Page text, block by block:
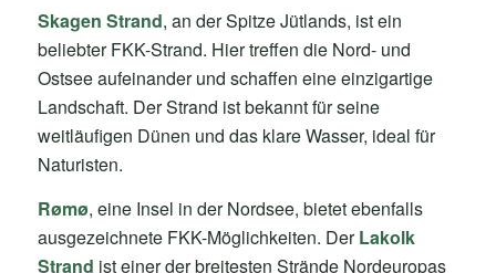
Skagen Strand, an der Spitze Jütlands, ist ein
beliebter FKK-Strand. Hier treffen die Nord- und
Ostsee aufeinander und schaffen eine einzigartige
Landschaft. Der Strand ist bekannt für seine
weitläufigen Dünen und das klare Wasser, ideal für
Naturisten.
Rømø, eine Insel in der Nordsee, bietet ebenfalls
ausgezeichnete FKK-Möglichkeiten. DerLakolk
Strand ist einer der breitesten Strände Nordeuropas